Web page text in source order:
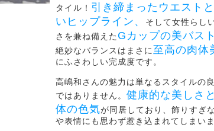
タイル！ 引き締まったウエスト
いヒップライン、
そして女性らし
さを兼ね備えた Gカップの美バスト
絶妙なバランスはまさに至高の肉体
にふさわしい完成度です。
高嶋和さんの魅力は単なるスタイルの
ではありません。 健康的な美しさ
体の色気が同居しており、飾りすぎ
や表情にも思わず惹き込まれてしまい